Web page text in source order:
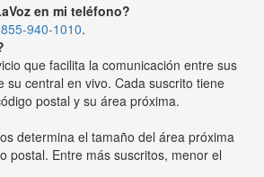
en mi teléfono?
855-940-1010.
que facilita la comunicación entre sus
su central en vivo. Cada suscrito tiene
postal y su área próxima.
determina el tamaño del área próxima
postal. Entre más suscritos, menor el